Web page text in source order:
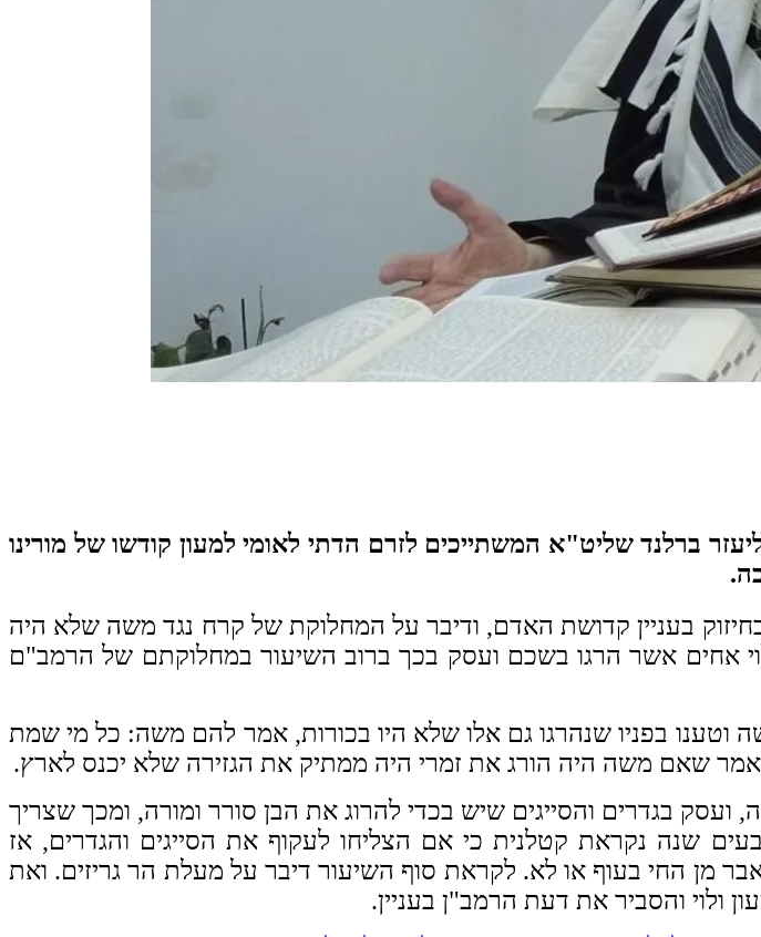
ברלנד שליט"א המשתייכים לזרם הדתי לאומי למעון קודשו של מורינו
בעניין קדושת האדם, ודיבר על המחלוקת של קרח נגד משה שלא היה
אחים אשר הרגו בשכם ועסק בכך ברוב השיעור במחלוקתם של הרמב"ם
וטענו בפניו שנהרגו גם אלו שלא היו בכורות, אמר להם משה: כל מי שמת
שאם משה היה הורג את זמרי היה ממתיק את הגזירה שלא יכנס לארץ.
בגדרים והסייגים שיש בכדי להרוג את הבן סורר ומורה, ומכך שצריך
שנה נקראת קטלנית כי אם הצליחו לעקוף את הסייגים והגדרים, אז
מן החי בעוף או לא. לקראת סוף השיעור דיבר על מעלת הר גריזים. ואת
ולוי והסביר את דעת הרמב"ן בעניין.